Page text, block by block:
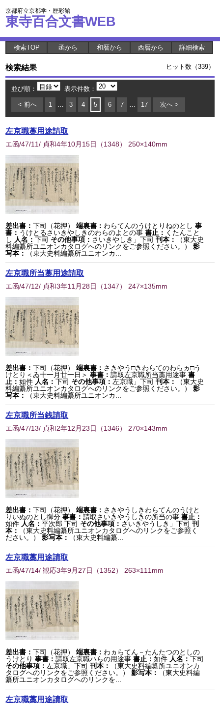
京都府立京都学・歴彩館
東寺百合文書WEB
検索TOP 函から 和暦から 西暦から 詳細検索
検索結果 ヒット数（339）
並び順： 表示件数：
< 前へ 1 … 3 4 5 6 7 … 17 次へ >
左京職藁用途請取
エ函/47/11/ 貞和4年10月15日 （1348） 250×140mm
差出書：下司（花押） 端裏書： わらてんのうけとりねのとし 事
書： うけとるさいきやしきのわらのよとの事書止： くたんこと
し 人名：下司 その他事項： さいきやしき」下司刊本：
（東大史
料編纂所ユニオンカタログへのリンクをご参照ください。）
影
写本：
（東大史料編纂所ユニオンカ...
左京職所当藁用途請取
エ函/47/12/ 貞和3年11月28日 （1347） 247×135mm
差出書：下司（花押） 端裏書： さきやう□きわらてのわらヵ□う
けとり＜ゐ十一月廿一日＞ 事書：請取左京職所当藁用途事書
止：如件 人名：下司 その他事項： 左京職」下司刊本：
（東大史
料編纂所ユニオンカタログへのリンクをご参照ください。）
影
写本：
（東大史料編纂所ユニオンカ...
左京職所当銭請取
エ函/47/13/ 貞和2年12月23日 （1346） 270×143mm
差出書：下司（花押） 端裏書： さきやうしきわらてんのうけと
りいぬのとし御分 事書：請取さいきやうしきの所当の事書止：
如件 人名：平次郎 下司 その他事項： さいきやうしき」下司刊
本：
（東大史料編纂所ユニオンカタログへのリンクをご参照く
ださい。）
影写本： （東大史料編纂...
左京職藁用途請取
エ函/47/14/ 観応3年9月27日 （1352） 263×111mm
差出書：下司（花押） 端裏書： わヵらてん－たんたつのとしの
うけとり 事書：請取左京職ハらの用途事書止：如件 人名：下司
その他事項： 左京職」下司刊本：
（東大史料編纂所ユニオンカ
タログへのリンクをご参照ください。）
影写本：
（東大史料編
纂所ユニオンカタログへのリンクを...
左京職藁用途請取